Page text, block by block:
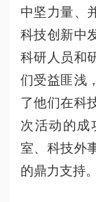
中坚力量、
科技创新中
科研人员和
们受益匪浅
了他们在科
次活动的成
室、科技外
的鼎力支持。